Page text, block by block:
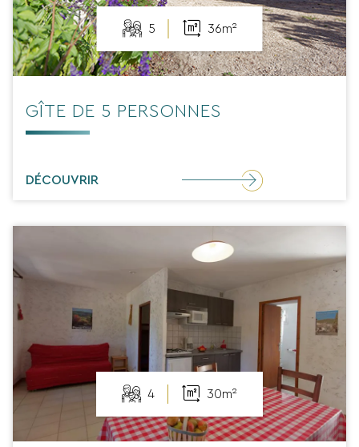
5 36m²
GÎTE DE 5 PERSONNES
DÉCOUVRIR
4 30m²